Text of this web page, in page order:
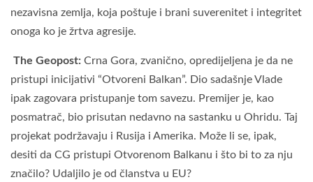
nezavisna zemlja, koja poštuje i brani suverenitet i integritet
onoga ko je žrtva agresije.
The Geopost: Crna Gora, zvanično, opredijeljena je da ne
pristupi inicijativi “Otvoreni Balkan”. Dio sadašnje Vlade
ipak zagovara pristupanje tom savezu. Premijer je, kao
posmatrač, bio prisutan nedavno na sastanku u Ohridu. Taj
projekat podržavaju i Rusija i Amerika. Može li se, ipak,
desiti da CG pristupi Otvorenom Balkanu i što bi to za nju
značilo? Udaljilo je od članstva u EU?